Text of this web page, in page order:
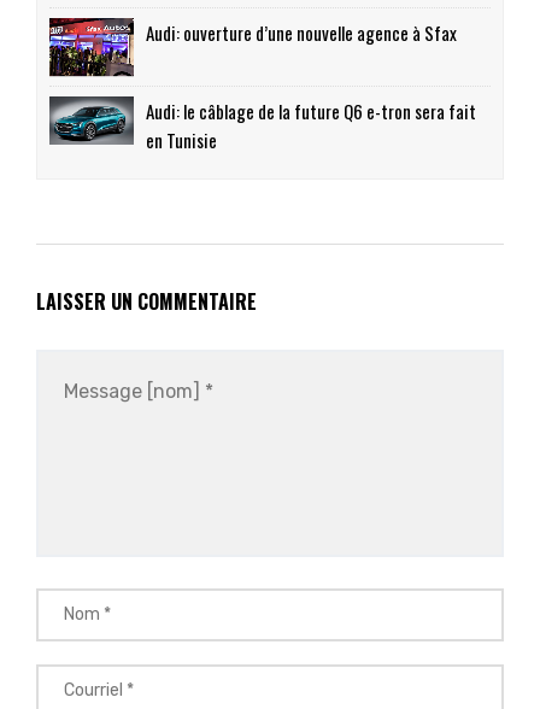
Audi: ouverture d’une nouvelle agence à Sfax
Audi: le câblage de la future Q6 e-tron sera fait
en Tunisie
LAISSER UN COMMENTAIRE